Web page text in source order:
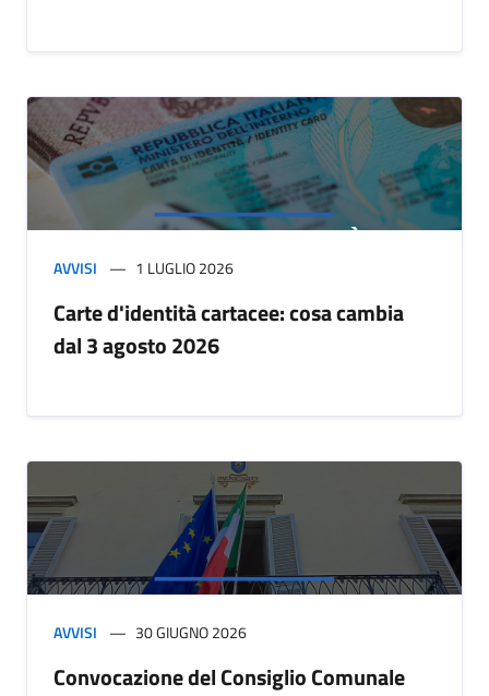
AVVISI 1 LUGLIO 2026
Carte d'identità cartacee: cosa cambia
dal 3 agosto 2026
AVVISI 30 GIUGNO 2026
Convocazione del Consiglio Comunale